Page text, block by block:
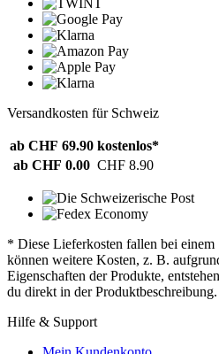
Versandkosten für Schweiz
ab CHF 69.90 kostenlos*
ab CHF 0.00 CHF 8.90
* Diese Lieferkosten fallen bei einem
können weitere Kosten, z. B.
Eigenschaften der Produkte,
du direkt in der Produktbeschreibung.
Hilfe & Support